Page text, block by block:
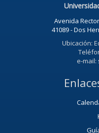
Avenida
41089 - Dos
Ubicación:
e-mail: